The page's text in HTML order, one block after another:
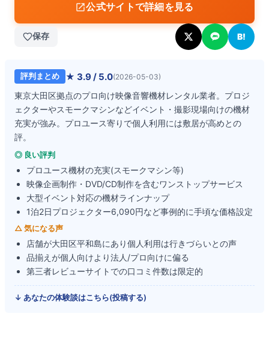
公式サイトで詳細を見る
保存 B!
評判まとめ ★ 3.9/ 5.0(2026-05-03)
東京大田区拠点のプロ向け映像音響機材レンタル業者。プロジ
ェクターやスモークマシンなどイベント・撮影現場向けの機材
充実が強み。プロユース寄りで個人利用には敷居が高めとの
評。
◎ 良い評判
プロユース機材の充実(スモークマシン等)
映像企画制作・DVD/CD制作を含むワンストップサービス
大型イベント対応の機材ラインナップ
1泊2日プロジェクター6,090円など事例的に手頃な価格設定
△ 気になる声
店舗が大田区平和島にあり個人利用は行きづらいとの声
品揃えが個人向けより法人/プロ向けに偏る
第三者レビューサイトでの口コミ件数は限定的
↓ あなたの体験談はこちら(投稿する)